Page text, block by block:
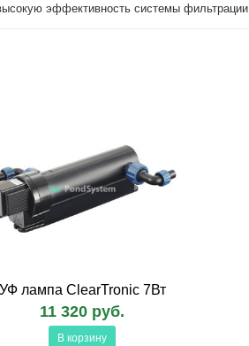
эффективность системы фильтрации
УФ лампа ClearTronic 7Вт
11 320 руб.
В корзину